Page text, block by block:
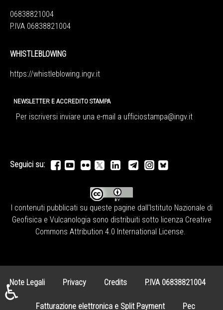
06838821004
P.IVA 06838821004
WHISTLEBLOWING
https://whistleblowing.ingv.it
NEWSLETTER E ACCREDITO STAMPA
Per iscriversi inviare una e-mail a ufficiostampa@ingv.it
Seguici su:
I contenuti pubblicati su queste pagine dall' Istituto Nazionale di
Geofisica e Vulcanologia sono distribuiti sotto licenza Creative
Commons Attribution 4.0 International License.
Note Legali Privacy Credits P.IVA 06838821004
Fatturazione elettronica e Split Payment Pec